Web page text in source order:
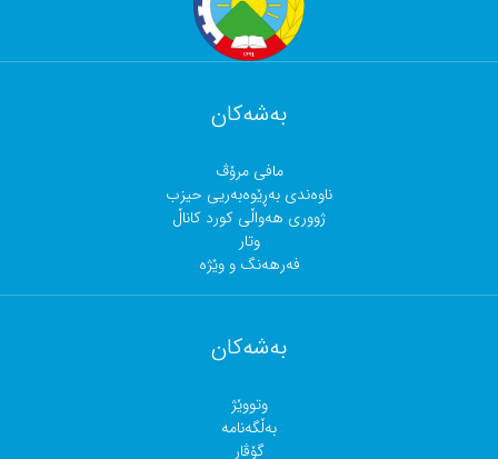
بەشەکان
مافی مرۆڤ
ناوەندی بەڕێوەبەریی حیزب
ژووری هەواڵی کورد کاناڵ
وتار
فەرهەنگ و وێژە
بەشەکان
وتووێژ
بەڵگەنامە
گۆڤار